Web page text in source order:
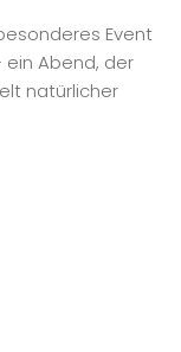
Event
ein Abend, der
natürlicher